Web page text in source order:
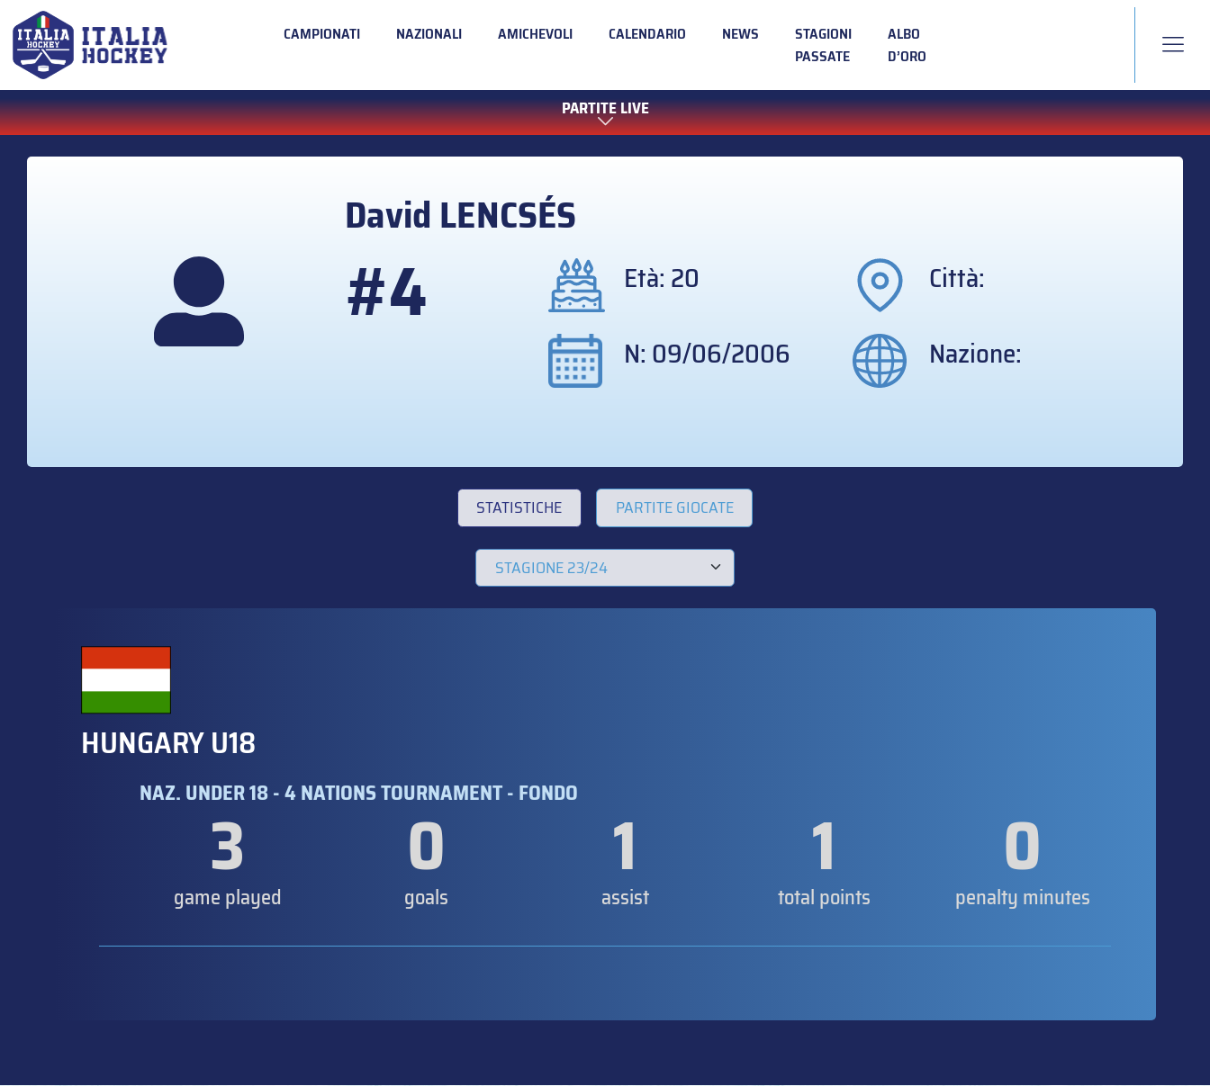
CAMPIONATI NAZIONALI AMICHEVOLI CALENDARIO NEWS
STAGIONI
PASSATE
ALBO
D’ORO
PARTITE LIVE
David LENCSÉS
#4 Età: 20
Città:
N: 09/06/2006
Nazione:
STATISTICHE PARTITE GIOCATE
HUNGARY U18
NAZ. UNDER 18 - 4 NATIONS TOURNAMENT - FONDO
3
game played 0
goals 1
assist 1
total points 0
penalty minutes